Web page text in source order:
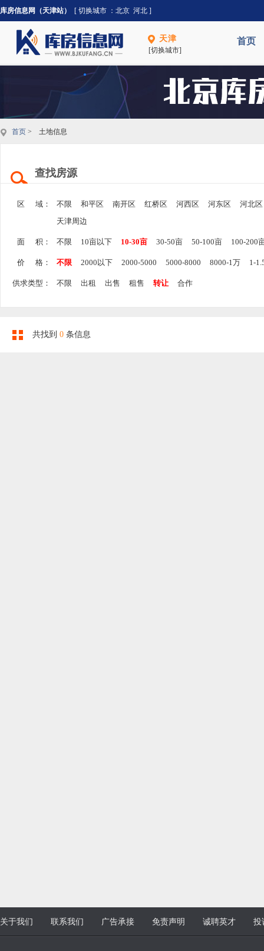
库房信息网（天津站） [ 切换城市 ： 北京 河北 ]
天津
[切换城市]
首页
首页 > 土地信息
查找房源
区 域： 不限 和平区 南开区 红桥区 河西区 河东区
河北区
天津周边
面 积： 不限 10亩以下 10-30亩 30-50亩 50-100亩 100-200
价 格： 不限 2000以下 2000-5000 5000-8000 8000-1万 1-
供求类型： 不限 出租 出售 租售 转让 合作
共找到 0 条信息
关于我们 联系我们 广告承接 免责声明 诚聘英才 投